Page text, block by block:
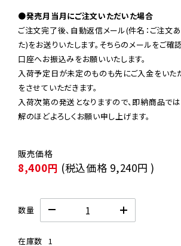
●発売月当月にご注文いただいた場合
ご注文完了後、自動返信メール(件名：ご注文
た)をお送りいたします。そちらのメールをご確
口座へお振込みをお願いいたします。
入荷予定日が未定のものも先にご入金をいた
をさせていただきます。
入荷次第の発送となりますので、即納商品で
解のほどよろしくお願い申し上げます。
8,400円 (税込価格 9,240円 )
数量
在庫数 1